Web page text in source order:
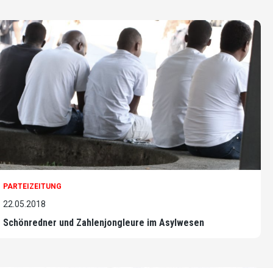
PARTEIZEITUNG
22.05.2018
Schönredner und Zahlenjongleure im Asylwesen